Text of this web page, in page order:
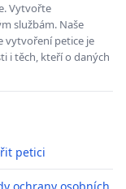
Vytvořte
službám. Naše
vytvoření petice je
i těch, kteří o daných
petici